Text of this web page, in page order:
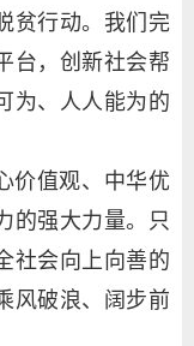
贫行动。我们完
台，创新社会帮
为、人人能为的
价值观、中华优
的强大力量。只
社会向上向善的
风破浪、阔步前